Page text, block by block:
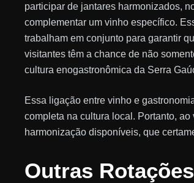
participar de jantares harmonizados,
complementar um vinho específico.
trabalham em conjunto para garantir
visitantes têm a chance de não
cultura enogastronômica da Serra
Essa ligação entre vinho e
completa na cultura local. Portanto,
harmonização disponíveis, que
Outras